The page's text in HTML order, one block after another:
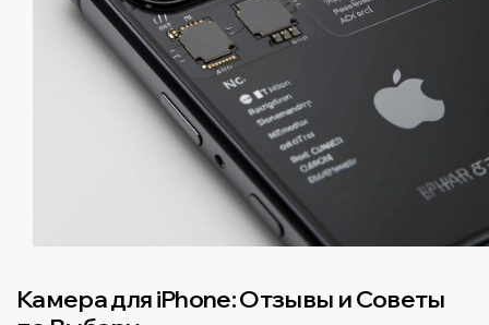
Камера для iPhone: Отзывы и Советы